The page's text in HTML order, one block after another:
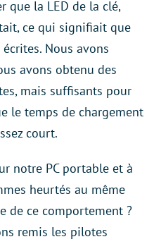
que la LED de la clé,
ce qui signifiait que
Nous avons
avons obtenu des
mais suffisants pour
le temps de chargement
court.
notre PC portable et à
heurtés au même
de ce comportement ?
remis les pilotes